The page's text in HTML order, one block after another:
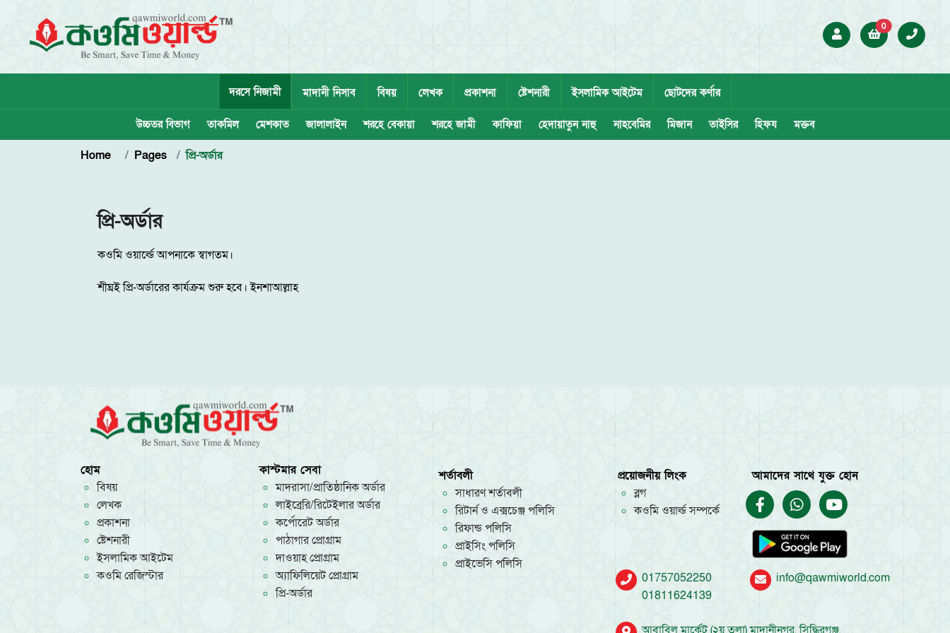
0
দরসে নিজামী মাদানী নিসাব বিষয় লেখক প্রকাশনা ষ্টেশনারী ইসলামিক আইটেম ছোটদের কর্ণার
উচ্চতর বিভাগ তাকমিল মেশকাত জালালাইন শরহে বেকায়া শরহে জামী কাফিয়া হেদায়াতুন নাহু নাহবেমির মিজান তাইসির হিফয মক্তব
Home Pages প্রি-অর্ডার
প্রি-অর্ডার
কওমি ওয়ার্ল্ডে আপনাকে স্বাগতম।
শীঘ্রই প্রি-অর্ডারের কার্যক্রম শুরু হবে। ইনশাআল্লাহ
হোম
বিষয়
লেখক
প্রকাশনা
ষ্টেশনারী
ইসলামিক আইটেম
কওমি রেজিস্টার
কাস্টমার সেবা
মাদরাসা/প্রাতিষ্ঠানিক অর্ডার
লাইব্রেরি/রিটেইলার অর্ডার
কর্পোরেট অর্ডার
পাঠাগার প্রোগ্রাম
দাওয়াহ প্রোগ্রাম
অ্যাফিলিয়েট প্রোগ্রাম
প্রি-অর্ডার
শর্তাবলী
সাধারণ শর্তাবলী
রিটার্ন ও এক্সচেঞ্জ পলিসি
রিফান্ড পলিসি
প্রাইসিং পলিসি
প্রাইভেসি পলিসি
প্রয়োজনীয় লিংক
ব্লগ
কওমি ওয়ার্ল্ড সম্পর্কে
আমাদের সাথে যুক্ত হোন
01757052250
01811624139
info@qawmiworld.com